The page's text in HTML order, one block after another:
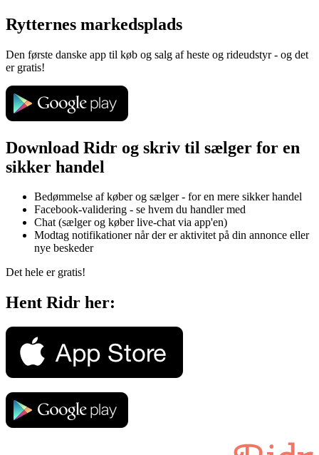
Rytternes markedsplads
Den første danske app til køb og salg af heste og rideudstyr - og det
er gratis!
Download Ridr og skriv til sælger for en
sikker handel
Bedømmelse af køber og sælger - for en mere sikker handel
Facebook-validering - se hvem du handler med
Chat (sælger og køber live-chat via app'en)
Modtag notifikationer når der er aktivitet på din annonce eller
nye beskeder
Det hele er gratis!
Hent Ridr her: